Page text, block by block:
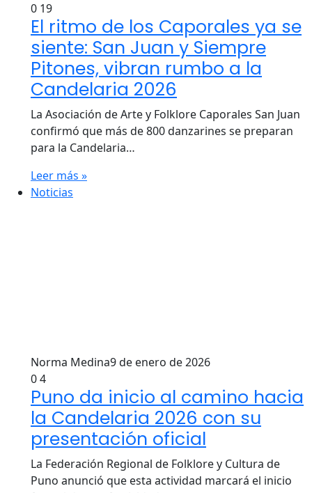
0 19
El ritmo de los Caporales ya se
siente: San Juan y Siempre
Pitones, vibran rumbo a la
Candelaria 2026
La Asociación de Arte y Folklore Caporales San Juan
confirmó que más de 800 danzarines se preparan
para la Candelaria…
Leer más »
Noticias
Norma Medina9 de enero de 2026
04
Puno da inicio al camino hacia
la Candelaria 2026 con su
presentación oficial
La Federación Regional de Folklore y Cultura de
Puno anunció que esta actividad marcará el inicio